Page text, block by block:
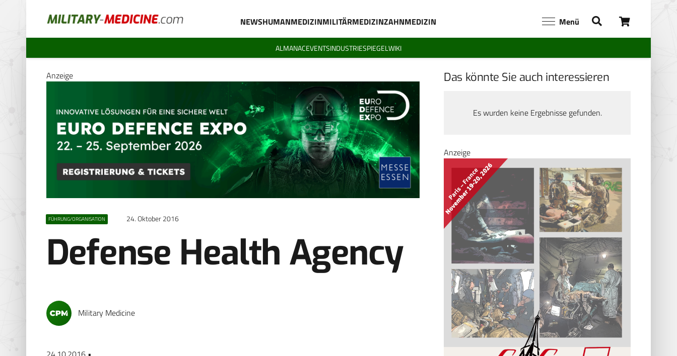
NEWSHUMANMEDIZINMILITÄRMEDIZINZAHNMEDIZIN Menü
ALMANACEVENTSINDUSTRIESPIEGELWIKI
Anzeige
FÜHRUNG/ORGANISATION 24. Oktober 2016
Defense Health Agency
Military Medicine
Das könnte Sie auch interessieren
Es wurden keine Ergebnisse gefunden.
Anzeige